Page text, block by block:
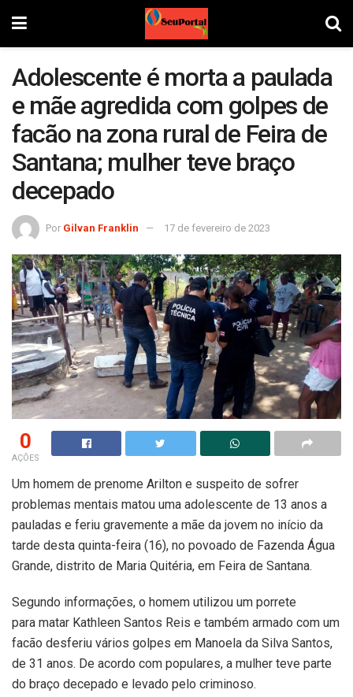
Adolescente é morta a paulada
e mãe agredida com golpes de
facão na zona rural de Feira de
Santana; mulher teve braço
decepado
Por Gilvan Franklin 17 de fevereiro de 2023
0
AÇÕES
Um homem de prenome Arilton e suspeito de sofrer
problemas mentais matou uma adolescente de 13 anos a
pauladas e feriu gravemente a mãe da jovem no início da
tarde desta quinta-feira (16), no povoado de Fazenda Água
Grande, distrito de Maria Quitéria, em Feira de Santana.
Segundo informações, o homem utilizou um porrete
para matar Kathleen Santos Reis e também armado com um
facão desferiu vários golpes em Manoela da Silva Santos,
de 31 anos. De acordo com populares, a mulher teve parte
do braço decepado e levado pelo criminoso.